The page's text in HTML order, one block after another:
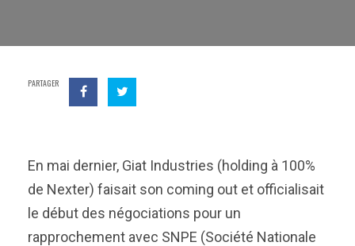
PARTAGER
En mai dernier, Giat Industries (holding à 100%
de Nexter) faisait son coming out et officialisait
le début des négociations pour un
rapprochement avec SNPE (Société Nationale